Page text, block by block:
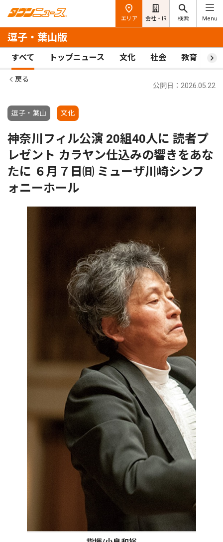
エリア 会社・IR 検索 Menu
逗子・葉山版
すべて トップニュース 文化 社会 教育 ス
戻る
逗子・葉山 文化
公開日：2026.05.22
神奈川フィル公演 20組40人に 読者プ
レゼント カラヤン仕込みの響きをあな
たに ６月７日㈰ ミューザ川崎シンフ
ォニーホール